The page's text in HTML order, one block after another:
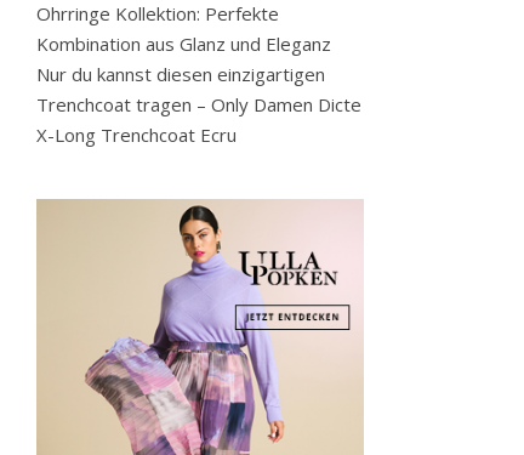
Ohrringe Kollektion: Perfekte
Kombination aus Glanz und Eleganz
Nur du kannst diesen einzigartigen
Trenchcoat tragen – Only Damen Dicte
X-Long Trenchcoat Ecru